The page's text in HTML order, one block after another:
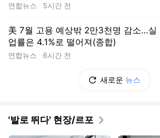
연합뉴스 5시간 전
美 7월 고용 예상밖 2만3천명 감소…실
업률은 4.1%로 떨어져(종합)
연합뉴스 6시간 전
새로운 뉴스
'발로 뛰다' 현장/르포